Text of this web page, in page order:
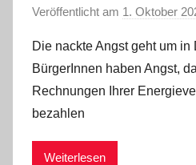
Veröffentlicht am 1. Oktober
Die nackte Angst geht um
BürgerInnen haben Angst,
Rechnungen Ihrer
bezahlen
Weiterlesen